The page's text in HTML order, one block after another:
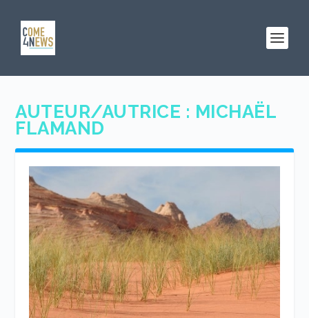
AUTEUR/AUTRICE : MICHAËL
FLAMAND